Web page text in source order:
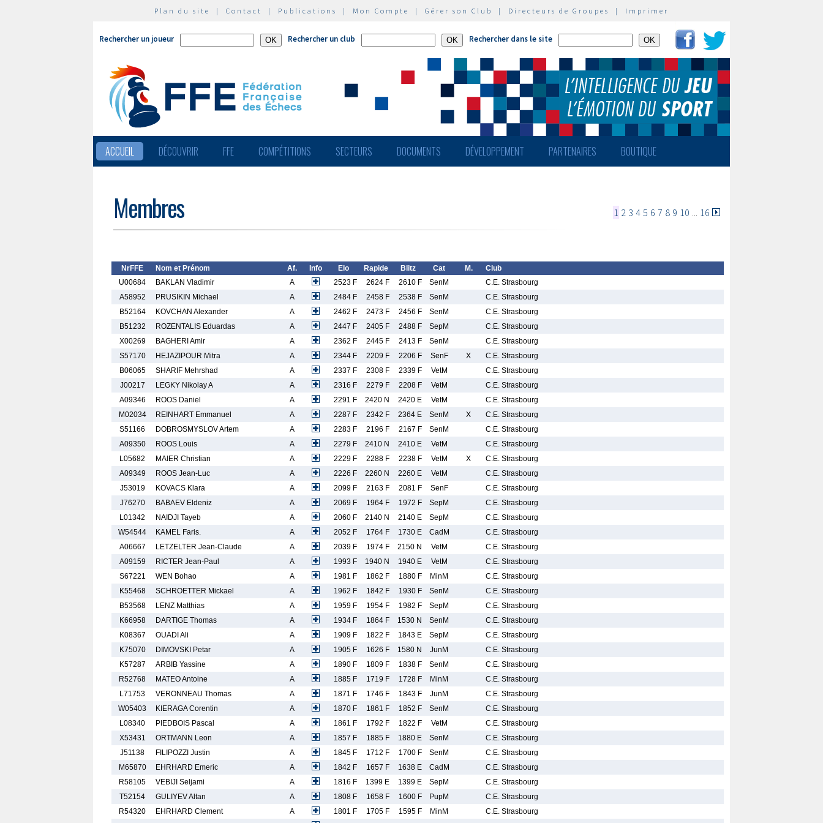
Plan du site | Contact | Publications | Mon Compte | Gérer son Club | Directeurs de Groupes | Imprimer
Rechercher un joueur Rechercher un club Rechercher dans le site
ACCUEIL DÉCOUVRIR FFE COMPÉTITIONS SECTEURS DOCUMENTS DÉVELOPPEMENT PARTENAIRES BOUTIQUE
Membres 1 2 3 4 5 6 7 8 9 10 ... 16
NrFFE Nom et Prénom Af. Info Elo Rapide Blitz Cat M.
Club
U00684
BAKLAN Vladimir A 2523 F 2624 F 2610 F SenM
C.E. Strasbourg
A58952
PRUSIKIN Michael A 2484 F 2458 F 2538 F SenM
C.E. Strasbourg
B52164
KOVCHAN Alexander A 2462 F 2473 F 2456 F SenM
C.E. Strasbourg
B51232
ROZENTALIS Eduardas A 2447 F 2405 F 2488 F SepM
C.E. Strasbourg
X00269
BAGHERI Amir A 2362 F 2445 F 2413 F SenM
C.E. Strasbourg
S57170
HEJAZIPOUR Mitra A 2344 F 2209 F 2206 F SenF X
C.E. Strasbourg
B06065
SHARIF Mehrshad A 2337 F 2308 F 2339 F VetM
C.E. Strasbourg
J00217
LEGKY Nikolay A A 2316 F 2279 F 2208 F VetM
C.E. Strasbourg
A09346
ROOS Daniel A 2291 F 2420 N 2420 E VetM
C.E. Strasbourg
M02034
REINHART Emmanuel A 2287 F 2342 F 2364 E SenM X
C.E. Strasbourg
S51166
DOBROSMYSLOV Artem A 2283 F 2196 F 2167 F SenM
C.E. Strasbourg
A09350
ROOS Louis A 2279 F 2410 N 2410 E VetM
C.E. Strasbourg
L05682
MAIER Christian A 2229 F 2288 F 2238 F VetM X
C.E. Strasbourg
A09349
ROOS Jean-Luc A 2226 F 2260 N 2260 E VetM
C.E. Strasbourg
J53019
KOVACS Klara A 2099 F 2163 F 2081 F SenF
C.E. Strasbourg
J76270
BABAEV Eldeniz A 2069 F 1964 F 1972 F SepM
C.E. Strasbourg
L01342
NAIDJI Tayeb A 2060 F 2140 N 2140 E SepM
C.E. Strasbourg
W54544
KAMEL Faris. A 2052 F 1764 F 1730 E CadM
C.E. Strasbourg
A06667
LETZELTER Jean-Claude A 2039 F 1974 F 2150 N VetM
C.E. Strasbourg
A09159
RICTER Jean-Paul A 1993 F 1940 N 1940 E VetM
C.E. Strasbourg
S67221
WEN Bohao A 1981 F 1862 F 1880 F MinM
C.E. Strasbourg
K55468
SCHROETTER Mickael A 1962 F 1842 F 1930 F SenM
C.E. Strasbourg
B53568
LENZ Matthias A 1959 F 1954 F 1982 F SepM
C.E. Strasbourg
K66958
DARTIGE Thomas A 1934 F 1864 F 1530 N SenM
C.E. Strasbourg
K08367
OUADI Ali A 1909 F 1822 F 1843 E SepM
C.E. Strasbourg
K75070
DIMOVSKI Petar A 1905 F 1626 F 1580 N JunM
C.E. Strasbourg
K57287
ARBIB Yassine A 1890 F 1809 F 1838 F SenM
C.E. Strasbourg
R52768
MATEO Antoine A 1885 F 1719 F 1728 F MinM
C.E. Strasbourg
L71753
VERONNEAU Thomas A 1871 F 1746 F 1843 F JunM
C.E. Strasbourg
W05403
KIERAGA Corentin A 1870 F 1861 F 1852 F SenM
C.E. Strasbourg
L08340
PIEDBOIS Pascal A 1861 F 1792 F 1822 F VetM
C.E. Strasbourg
X53431
ORTMANN Leon A 1857 F 1885 F 1880 E SenM
C.E. Strasbourg
J51138
FILIPOZZI Justin A 1845 F 1712 F 1700 F SenM
C.E. Strasbourg
M65870
EHRHARD Emeric A 1842 F 1657 F 1638 E CadM
C.E. Strasbourg
R58105
VEBIJI Seljami A 1816 F 1399 E 1399 E SepM
C.E. Strasbourg
T52154
GULIYEV Altan A 1808 F 1658 F 1600 F PupM
C.E. Strasbourg
R54320
EHRHARD Clement A 1801 F 1705 F 1595 F MinM
C.E. Strasbourg